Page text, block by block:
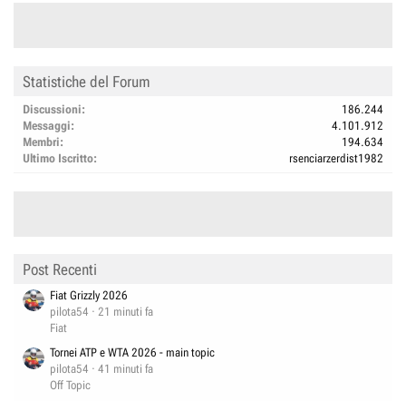
Statistiche del Forum
Discussioni
186.244
Messaggi
4.101.912
Membri
194.634
Ultimo Iscritto
rsenciarzerdist1982
Post Recenti
Fiat Grizzly 2026
pilota54
21 minuti fa
Fiat
Tornei ATP e WTA 2026 - main topic
pilota54
41 minuti fa
Off Topic